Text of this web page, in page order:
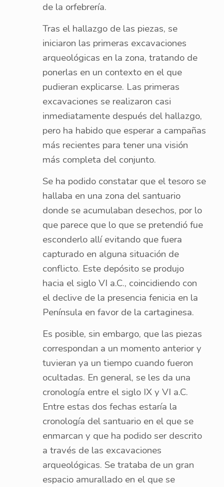
de la orfebrería.
Tras el hallazgo de las piezas, se
iniciaron las primeras excavaciones
arqueológicas en la zona, tratando de
ponerlas en un contexto en el que
pudieran explicarse. Las primeras
excavaciones se realizaron casi
inmediatamente después del hallazgo,
pero ha habido que esperar a campañas
más recientes para tener una visión
más completa del conjunto.
Se ha podido constatar que el tesoro se
hallaba en una zona del santuario
donde se acumulaban desechos, por lo
que parece que lo que se pretendió fue
esconderlo allí evitando que fuera
capturado en alguna situación de
conflicto. Este depósito se produjo
hacia el siglo VI a.C., coincidiendo con
el declive de la presencia fenicia en la
Península en favor de la cartaginesa.
Es posible, sin embargo, que las piezas
correspondan a un momento anterior y
tuvieran ya un tiempo cuando fueron
ocultadas. En general, se les da una
cronología entre el siglo IX y VI a.C.
Entre estas dos fechas estaría la
cronología del santuario en el que se
enmarcan y que ha podido ser descrito
a través de las excavaciones
arqueológicas. Se trataba de un gran
espacio amurallado en el que se